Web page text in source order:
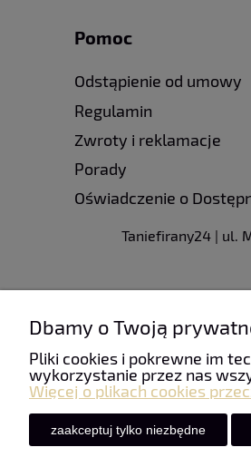
Pomoc
Odstąpienie od umowy
Regulamin
Zwroty i reklamacje
Porady
Oświadczenie o
Taniefirany24 | ul.
Dbamy o Twoją
Pliki cookies i pokrewne im
wykorzystanie przez nas
Więcej o plikach cookies
zaakceptuj tylko niezbędne